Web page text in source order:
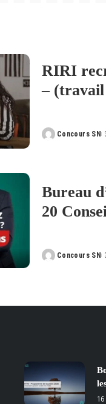
RIRI
– (travail
Posted
Concours SN
Bureau
20
Posted
Concours SN